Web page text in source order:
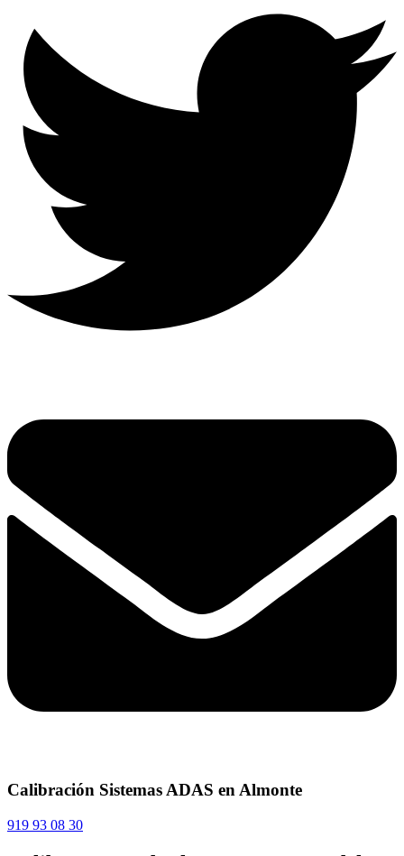
Calibración Sistemas ADAS en Almonte
919 93 08 30